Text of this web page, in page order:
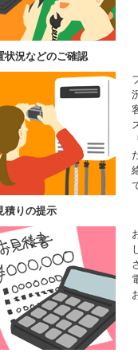
状況などのご確認
積りの提示